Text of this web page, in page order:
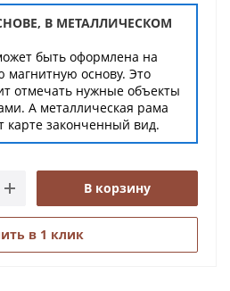
В МЕТАЛЛИЧЕСКОМ
быть оформлена на
магнитную основу. Это
отмечать нужные объекты
А металлическая рама
карте законченный вид.
В корзину
в 1 клик